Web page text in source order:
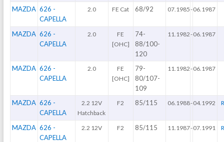
MAZDA 626 -
CAPELLA
2.0 FE Cat 68/92 07.1985-06.1987
MAZDA 626 -
CAPELLA
2.0
FE
[OHC]
74-
88/100-
120
11.1982-06.1987
MAZDA 626 -
CAPELLA
2.0
FE
[OHC]
79-
80/107-
109
11.1982-06.1987
MAZDA 626 -
CAPELLA
2.2 12V
Hatchback
F2 85/115 06.1988-04.1992
MAZDA 626 -
CAPELLA
2.2 12V F2 85/115 11.1987-07.1991